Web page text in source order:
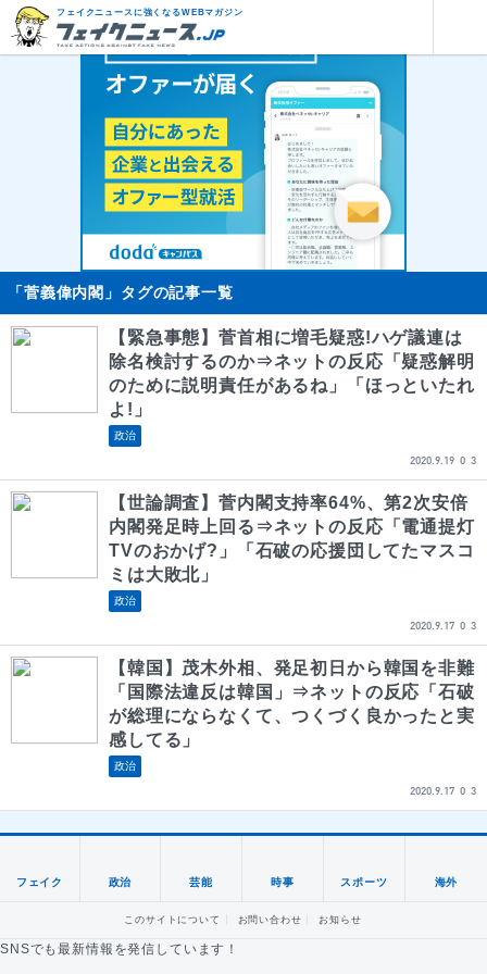
フェイクニュースに強くなるWEBマガジン
「菅義偉内閣」タグの記事一覧
【緊急事態】菅首相に増毛疑惑!ハゲ議連は
除名検討するのか⇒ネットの反応「疑惑解明
のために説明責任があるね」「ほっといたれ
よ!」
政治
2020.9.19 0 3
【世論調査】菅内閣支持率64%、第2次安倍
内閣発足時上回る⇒ネットの反応「電通提灯
TVのおかげ?」「石破の応援団してたマスコ
ミは大敗北」
政治
2020.9.17 0 3
【韓国】茂木外相、発足初日から韓国を非難
「国際法違反は韓国」⇒ネットの反応「石破
が総理にならなくて、つくづく良かったと実
感してる」
政治
2020.9.17 0 3
フェイク 政治 芸能 時事 スポーツ 海外
このサイトについて お問い合わせ お知らせ
SNSでも最新情報を発信しています！